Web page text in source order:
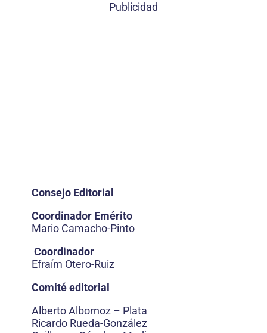
Publicidad
Consejo Editorial
Coordinador Emérito
Mario Camacho-Pinto
Coordinador
Efraím Otero-Ruiz
Comité editorial
Alberto Albornoz – Plata
Ricardo Rueda-González